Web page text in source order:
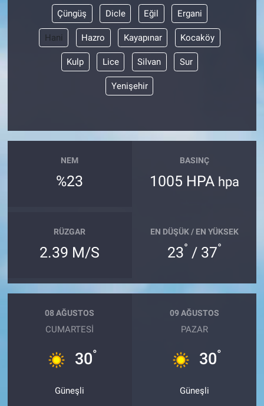
Çüngüş Dicle Eğil Ergani
Hani Hazro Kayapınar Kocaköy
Kulp Lice Silvan Sur
Yenişehir
NEM
%23
BASINÇ
1005 HPA hpa
RÜZGAR
2.39 M/S
EN DÜŞÜK / EN YÜKSEK
23° / 37°
08 AĞUSTOS
CUMARTESI
30°
Güneşli
09 AĞUSTOS
PAZAR
30°
Güneşli